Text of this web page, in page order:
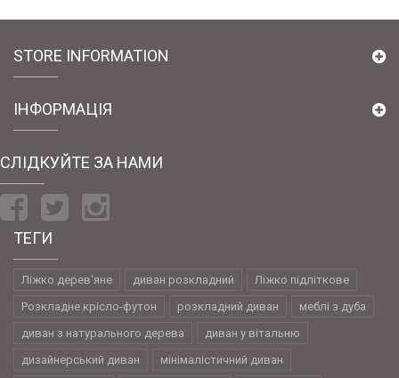
STORE INFORMATION
ІНФОРМАЦІЯ
CЛІДКУЙТЕ ЗА НАМИ
ТЕГИ
Ліжко дерев'яне диван розкладний
Ліжко підліткове
Розкладне крісло-футон
розкладний диван
меблі з дуба
диван з натурального дерева
диван у вітальню
дизайнерський диван
мінімалістичний диван